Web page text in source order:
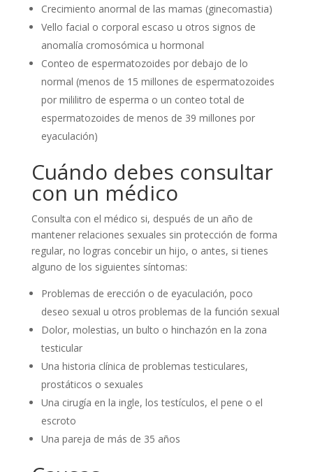
Crecimiento anormal de las mamas (ginecomastia)
Vello facial o corporal escaso u otros signos de
anomalía cromosómica u hormonal
Conteo de espermatozoides por debajo de lo
normal (menos de 15 millones de espermatozoides
por mililitro de esperma o un conteo total de
espermatozoides de menos de 39 millones por
eyaculación)
Cuándo debes consultar
con un médico
Consulta con el médico si, después de un año de
mantener relaciones sexuales sin protección de forma
regular, no logras concebir un hijo, o antes, si tienes
alguno de los siguientes síntomas:
Problemas de erección o de eyaculación, poco
deseo sexual u otros problemas de la función sexual
Dolor, molestias, un bulto o hinchazón en la zona
testicular
Una historia clínica de problemas testiculares,
prostáticos o sexuales
Una cirugía en la ingle, los testículos, el pene o el
escroto
Una pareja de más de 35 años